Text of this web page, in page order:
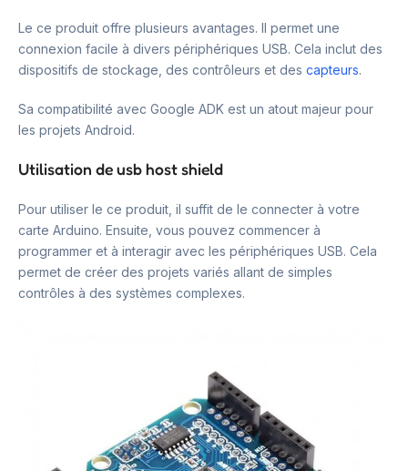
Le ce produit offre plusieurs avantages. Il permet une
connexion facile à divers périphériques USB. Cela inclut des
dispositifs de stockage, des contrôleurs et des capteurs.
Sa compatibilité avec Google ADK est un atout majeur pour
les projets Android.
Utilisation de usb host shield
Pour utiliser le ce produit, il suffit de le connecter à votre
carte Arduino. Ensuite, vous pouvez commencer à
programmer et à interagir avec les périphériques USB. Cela
permet de créer des projets variés allant de simples
contrôles à des systèmes complexes.